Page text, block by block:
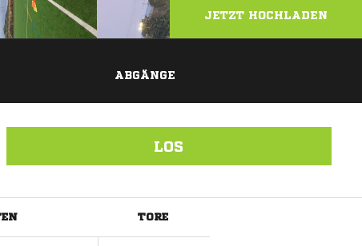
JETZT HOCHLADEN
ABGÄNGE
LOS
TORE